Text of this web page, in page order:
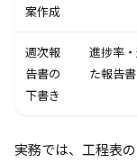
案作成
週次報
告書の
下書き
進捗率
た報告
実務では、工程表